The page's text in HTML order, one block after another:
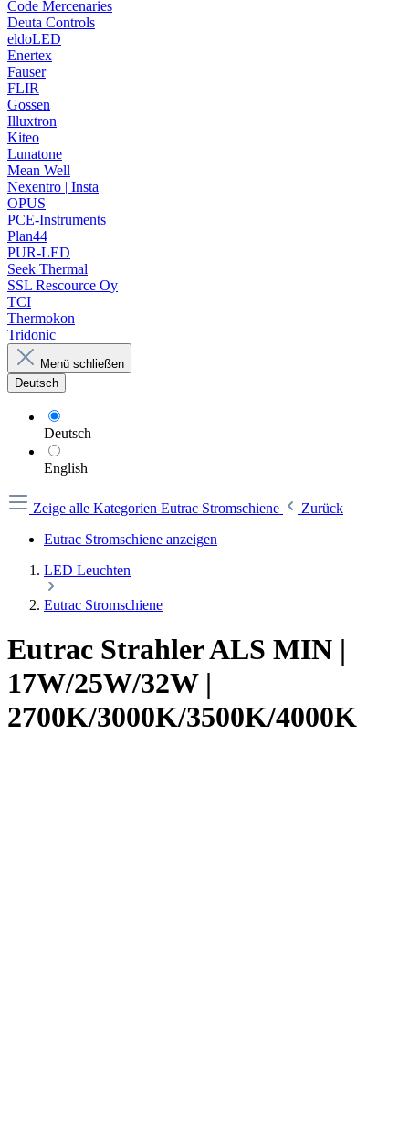
Code Mercenaries
Deuta Controls
eldoLED
Enertex
Fauser
FLIR
Gossen
Illuxtron
Kiteo
Lunatone
Mean Well
Nexentro | Insta
OPUS
PCE-Instruments
Plan44
PUR-LED
Seek Thermal
SSL Rescource Oy
TCI
Thermokon
Tridonic
Menü schließen
Deutsch
Deutsch
English
Zeige alle Kategorien Eutrac Stromschiene
Zurück
Eutrac Stromschiene anzeigen
LED Leuchten
Eutrac Stromschiene
Eutrac Strahler ALS MIN |
17W/25W/32W |
2700K/3000K/3500K/4000K